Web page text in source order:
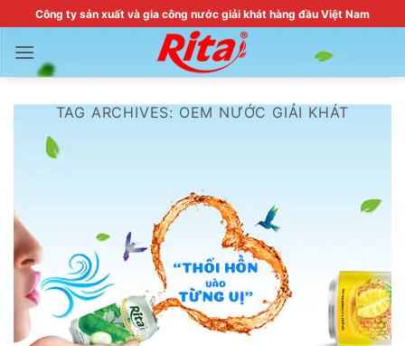
to
content
Công ty sản xuất và gia công nước giải khát hàng đầu Việt Nam
TAG ARCHIVES: OEM NƯỚC GIẢI KHÁT